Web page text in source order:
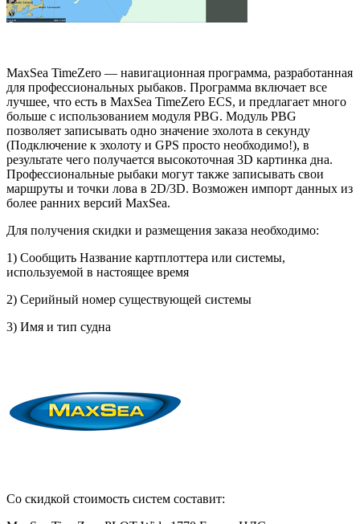
MaxSea TimeZero — навигационная программа, разработанная
для профессиональных рыбаков. Программа включает все
лучшее, что есть в MaxSea TimeZero ECS, и предлагает много
больше с использованием модуля PBG. Модуль PBG
позволяет записывать одно значение эхолота в секунду
(Подключение к эхолоту и GPS просто необходимо!), в
результате чего получается высокоточная 3D картинка дна.
Профессиональные рыбаки могут также записывать свои
маршруты и точки лова в 2D/3D. Возможен импорт данных из
более ранних версий MaxSea.
Для получения скидки и размещения заказа необходимо:
1) Сообщить Название картплоттера или системы,
используемой в настоящее время
2) Серийный номер существующей системы
3) Имя и тип судна
Со скидкой стоимость систем составит: